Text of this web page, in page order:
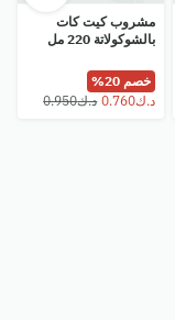
مشروب كيت كات
بالشوكولاتة 220 مل
خصم 20%
⁦د.ك0.950⁩